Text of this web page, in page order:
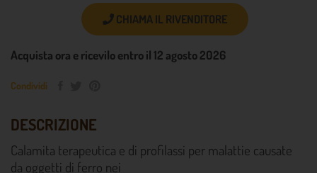
CHIAMA IL RIVENDITORE
Acquista ora e ricevilo entro il 12 agosto 2026
Condividi
DESCRIZIONE
Calamita terapeutica e di profilassi per malattie causate
da oggetti di ferro nei